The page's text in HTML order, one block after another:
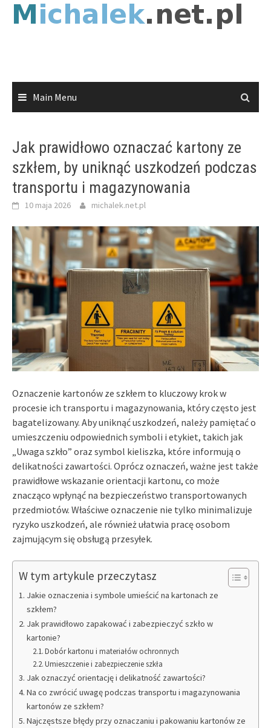
Skip
Main Menu
Jak prawidłowo oznaczać kartony ze
szkłem, by uniknąć uszkodzeń podczas
transportu i magazynowania
10 maja 2026 michalek.net.pl
Oznaczenie kartonów ze szkłem to kluczowy krok w
procesie ich transportu i magazynowania, który często jest
bagatelizowany. Aby uniknąć uszkodzeń, należy pamiętać o
umieszczeniu odpowiednich symboli i etykiet, takich jak
„Uwaga szkło” oraz symbol kieliszka, które informują o
delikatności zawartości. Oprócz oznaczeń, ważne jest także
prawidłowe wskazanie orientacji kartonu, co może
znacząco wpłynąć na bezpieczeństwo transportowanych
przedmiotów. Właściwe oznaczenie nie tylko minimalizuje
ryzyko uszkodzeń, ale również ułatwia pracę osobom
zajmującym się obsługą przesyłek.
W tym artykule przeczytasz
Jakie oznaczenia i symbole umieścić na kartonach ze
szkłem?
Jak prawidłowo zapakować i zabezpieczyć szkło w
kartonie?
Dobór kartonu i materiałów ochronnych
Umieszczenie i zabezpieczenie szkła
Jak oznaczyć orientację i delikatność zawartości?
Na co zwrócić uwagę podczas transportu i magazynowania
kartonów ze szkłem?
Najczęstsze błędy przy oznaczaniu i pakowaniu kartonów ze